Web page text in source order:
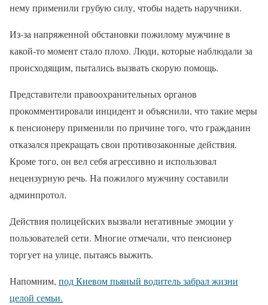
нему применили грубую силу, чтобы надеть наручники.
Из-за напряженной обстановки пожилому мужчине в
какой-то момент стало плохо. Люди, которые наблюдали за
происходящим, пытались вызвать скорую помощь.
Представители правоохранительных органов
прокомментировали инцидент и объяснили, что такие меры
к пенсионеру применили по причине того, что гражданин
отказался прекращать свои противозаконные действия.
Кроме того, он вел себя агрессивно и использовал
нецензурную речь. На пожилого мужчину составили
админпротол.
Действия полицейских вызвали негативные эмоции у
пользователей сети. Многие отмечали, что пенсионер
торгует на улице, пытаясь выжить.
Напомним, под Киевом пьяный водитель забрал жизни
целой семьи.